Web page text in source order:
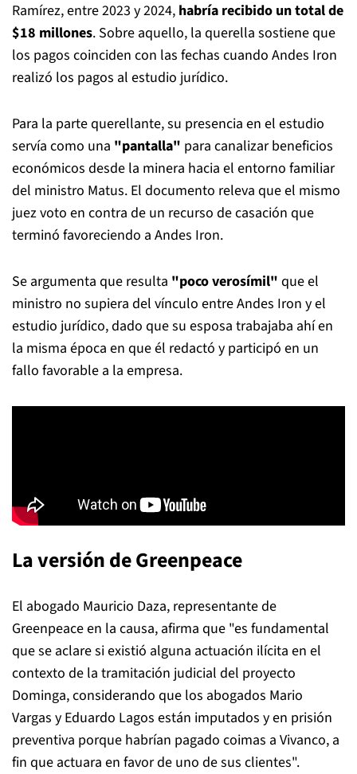
Ramírez, entre 2023 y 2024, habría recibido un total de
$18 millones. Sobre aquello, la querella sostiene que
los pagos coinciden con las fechas cuando Andes Iron
realizó los pagos al estudio jurídico.
Para la parte querellante, su presencia en el estudio
servía como una "pantalla" para canalizar beneficios
económicos desde la minera hacia el entorno familiar
del ministro Matus. El documento releva que el mismo
juez voto en contra de un recurso de casación que
terminó favoreciendo a Andes Iron.
Se argumenta que resulta "poco verosímil" que el
ministro no supiera del vínculo entre Andes Iron y el
estudio jurídico, dado que su esposa trabajaba ahí en
la misma época en que él redactó y participó en un
fallo favorable a la empresa.
La versión de Greenpeace
El abogado Mauricio Daza, representante de
Greenpeace en la causa, afirma que "es fundamental
que se aclare si existió alguna actuación ilícita en el
contexto de la tramitación judicial del proyecto
Dominga, considerando que los abogados Mario
Vargas y Eduardo Lagos están imputados y en prisión
preventiva porque habrían pagado coimas a Vivanco, a
fin que actuara en favor de uno de sus clientes".